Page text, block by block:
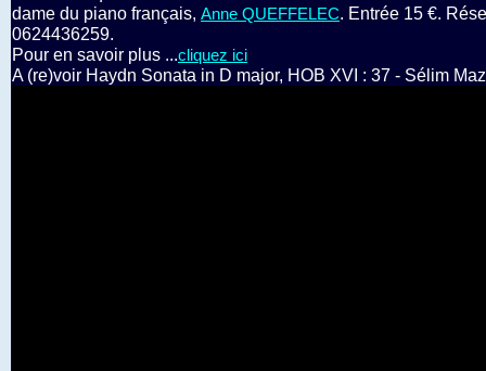
dame du piano français, Anne QUEFFELEC. Entrée 15 €.
0624436259.
Pour en savoir plus ...cliquez ici
A (re)voir Haydn Sonata in D major, HOB XVI : 37 - Sélim